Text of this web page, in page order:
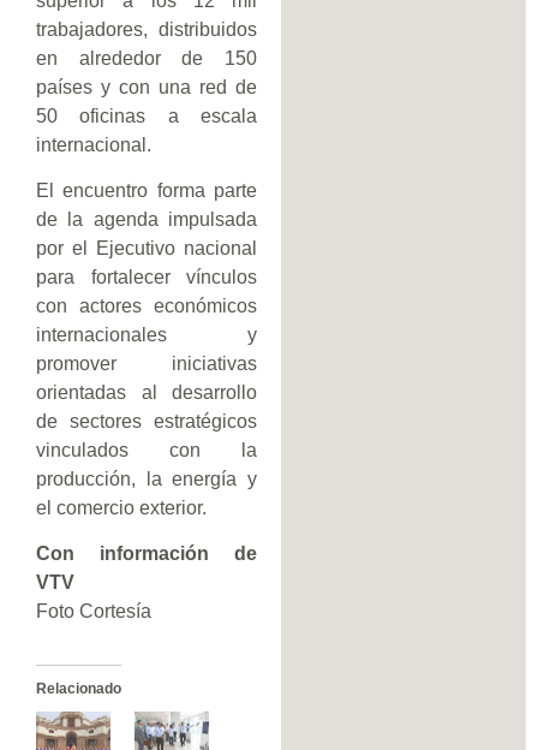
trabajadores, distribuidos
en alrededor de 150
países y con una red de
50 oficinas a escala
internacional.
El encuentro forma parte
de la agenda impulsada
por el Ejecutivo nacional
para fortalecer vínculos
con actores económicos
internacionales y
promover iniciativas
orientadas al desarrollo
de sectores estratégicos
vinculados con la
producción, la energía y
el comercio exterior.
Con información de
VTV
Foto Cortesía
Relacionado